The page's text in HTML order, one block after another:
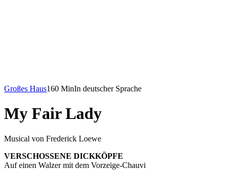
Großes Haus160 MinIn deutscher Sprache
My Fair Lady
Musical von Frederick Loewe
VERSCHOSSENE DICKKÖPFE
Auf einen Walzer mit dem Vorzeige-Chauvi